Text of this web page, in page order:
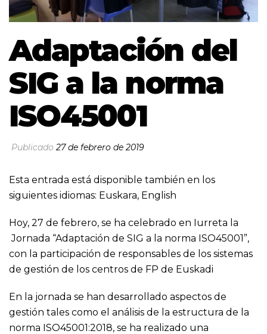
Adaptación del
SIG a la norma
ISO45001
Publicado27 de febrero de 2019
Esta entrada está disponible también en los
siguientes idiomas: Euskara, English
Hoy, 27 de febrero, se ha celebrado en Iurreta la
Jornada “Adaptación de SIG a la norma ISO45001”,
con la participación de responsables de los sistemas
de gestión de los centros de FP de Euskadi
En la jornada se han desarrollado aspectos de
gestión tales como el análisis de la estructura de la
norma ISO45001:2018, se ha realizado una